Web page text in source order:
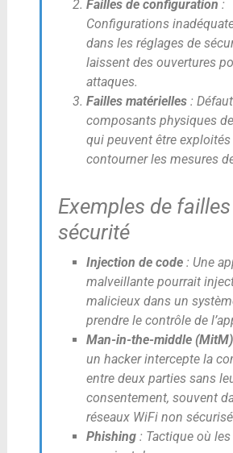
Failles de configuration :
Configurations
dans les réglages de
laissent des ouvertures
attaques.
Failles matérielles:
composants physiques
qui peuvent être
contourner les mesures
Exemples de
sécurité
Injection de code: Une
malveillante pourrait
malicieux dans un
prendre le contrôle de
Man-in-the-middle (MitM)
un hacker intercepte la
entre deux parties sans
consentement, souvent
réseaux WiFi non
Phishing: Tactique où